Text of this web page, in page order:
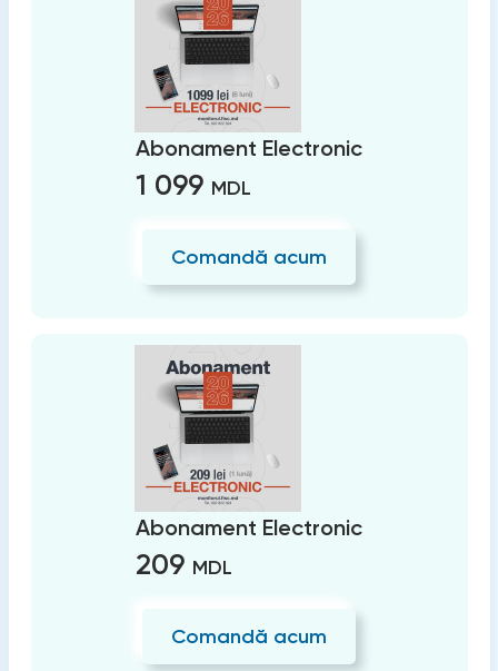
Abonament Electronic
1 099 MDL
Comandă acum
Abonament Electronic
209 MDL
Comandă acum